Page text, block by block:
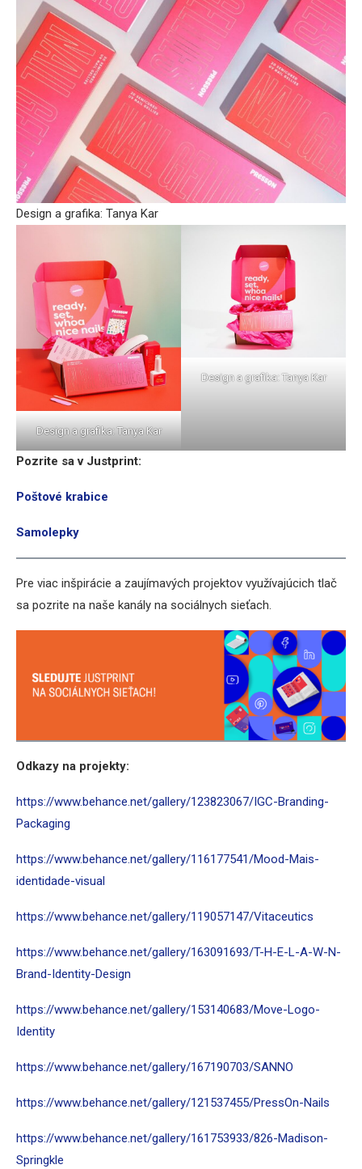
Design a grafika: Tanya Kar
Design a grafika: Tanya Kar
Design a grafika: Tanya Kar
Pozrite sa v Justprint:
Poštové krabice
Samolepky
Pre viac inšpirácie a zaujímavých projektov využívajúcich tlač
sa pozrite na naše kanály na sociálnych sieťach.
Odkazy na projekty:
https://www.behance.net/gallery/123823067/IGC-Branding-
Packaging
https://www.behance.net/gallery/116177541/Mood-Mais-
identidade-visual
https://www.behance.net/gallery/119057147/Vitaceutics
https://www.behance.net/gallery/163091693/T-H-E-L-A-W-N-
Brand-Identity-Design
https://www.behance.net/gallery/153140683/Move-Logo-
Identity
https://www.behance.net/gallery/167190703/SANNO
https://www.behance.net/gallery/121537455/PressOn-Nails
https://www.behance.net/gallery/161753933/826-Madison-
Springkle